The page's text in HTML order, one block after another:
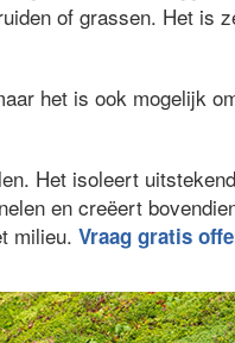
of grassen. Het is
het is ook mogelijk
Het isoleert
en creëert
milieu. Vraag gratis